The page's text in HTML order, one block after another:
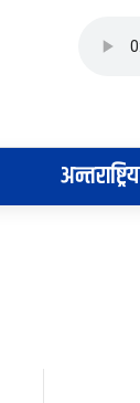
अन्तराष्ट्रिय